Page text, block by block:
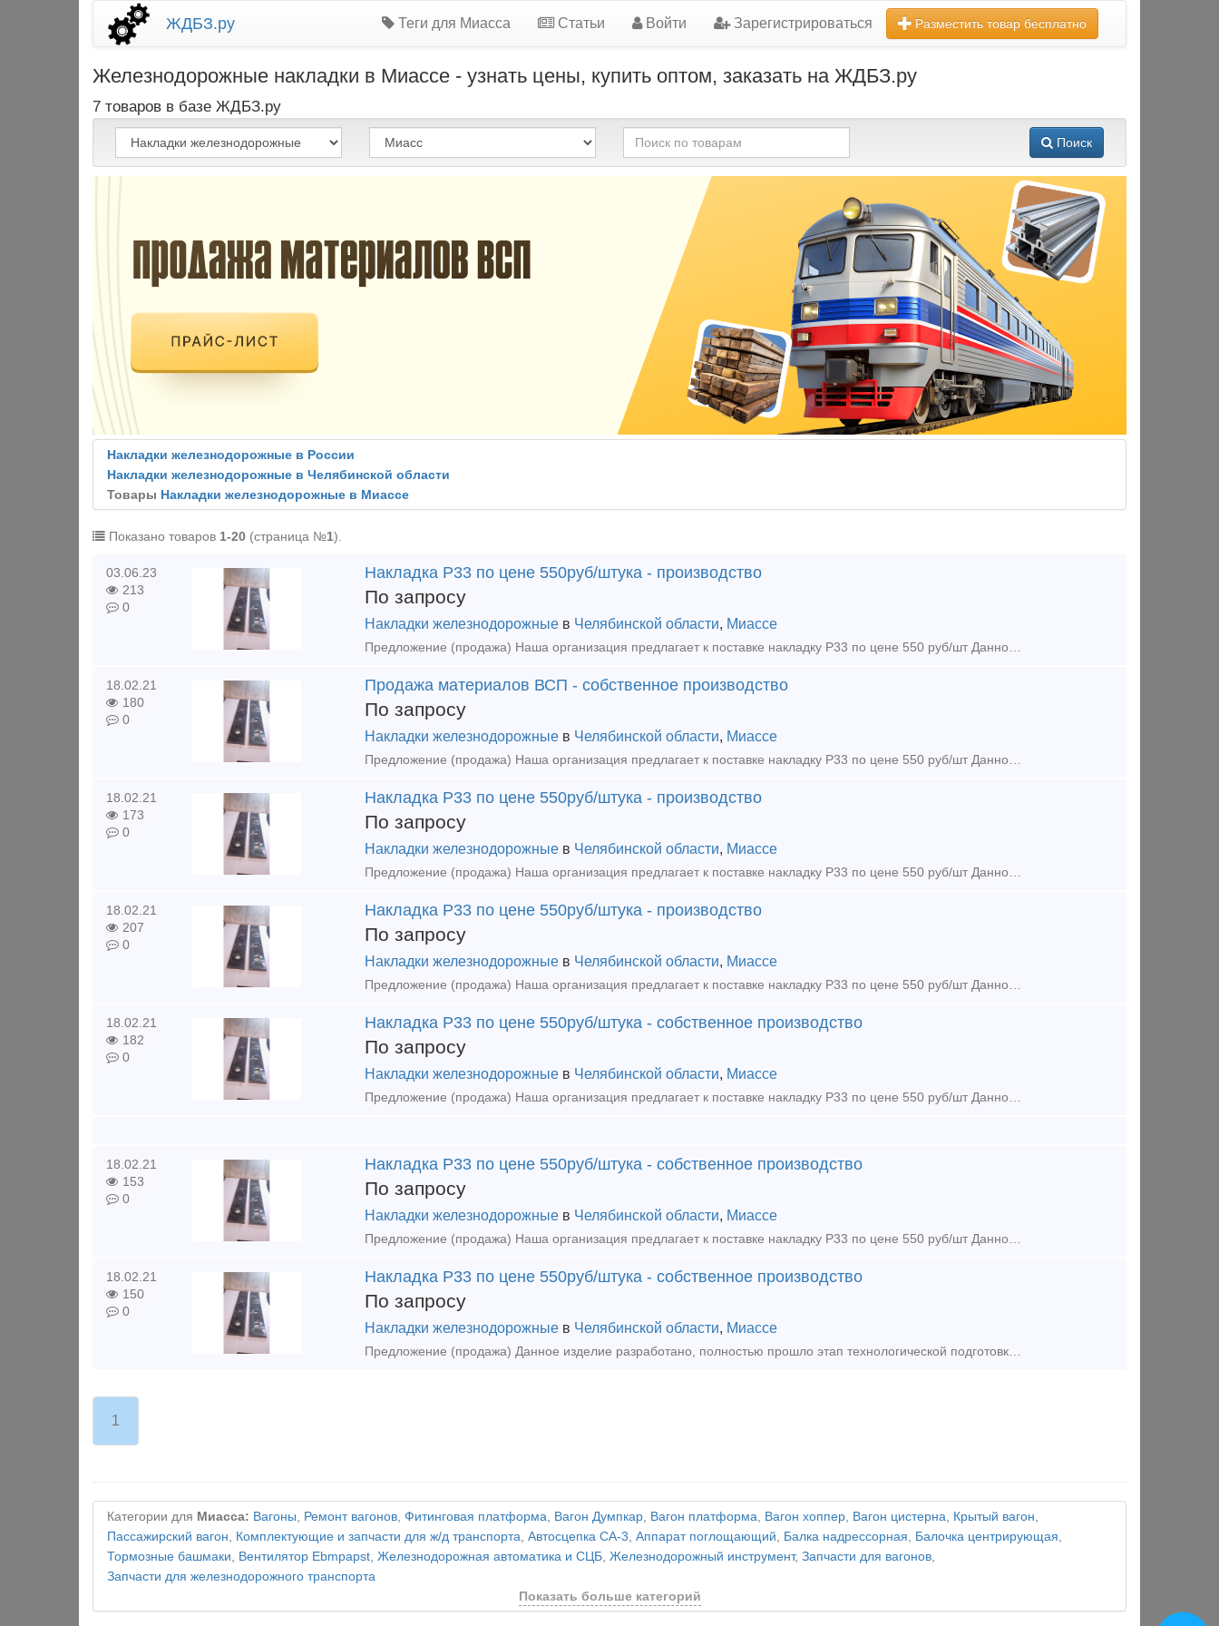
ЖДБЗ.ру Теги для Миасса Статьи Войти Зарегистрироваться Разместить товар бесплатно
Железнодорожные накладки в Миассе - узнать цены, купить оптом, заказать на ЖДБЗ.ру
7 товаров в базе ЖДБЗ.ру
Поиск
Накладки железнодорожные в России
Накладки железнодорожные в Челябинской области
Товары Накладки железнодорожные в Миассе
Показано товаров 1-20 (страница №1).
03.06.23
213
0
Накладка Р33 по цене 550руб/штука - производство
По запросу
Накладки железнодорожные в Челябинской области, Миассе
Предложение (продажа) Наша организация предлагает к поставке накладку Р33 по цене 550 руб/шт Данное изделие разработано, полностью прошло этап технологичес
18.02.21
180
0
Продажа материалов ВСП - собственное производство
По запросу
Накладки железнодорожные в Челябинской области, Миассе
Предложение (продажа) Наша организация предлагает к поставке накладку Р33 по цене 550 руб/шт Данное изделие разработано, полностью прошло этап технологичес
18.02.21
173
0
Накладка Р33 по цене 550руб/штука - производство
По запросу
Накладки железнодорожные в Челябинской области, Миассе
Предложение (продажа) Наша организация предлагает к поставке накладку Р33 по цене 550 руб/шт Данное изделие разработано, полностью прошло этап технологичес
18.02.21
207
0
Накладка Р33 по цене 550руб/штука - производство
По запросу
Накладки железнодорожные в Челябинской области, Миассе
Предложение (продажа) Наша организация предлагает к поставке накладку Р33 по цене 550 руб/шт Данное изделие разработано, полностью прошло этап технологичес
18.02.21
182
0
Накладка Р33 по цене 550руб/штука - собственное производство
По запросу
Накладки железнодорожные в Челябинской области, Миассе
Предложение (продажа) Наша организация предлагает к поставке накладку Р33 по цене 550 руб/шт Данное изделие разработано, полностью прошло этап технологичес
18.02.21
153
0
Накладка Р33 по цене 550руб/штука - собственное производство
По запросу
Накладки железнодорожные в Челябинской области, Миассе
Предложение (продажа) Наша организация предлагает к поставке накладку Р33 по цене 550 руб/шт Данное изделие разработано, полностью прошло этап технологичес
18.02.21
150
0
Накладка Р33 по цене 550руб/штука - собственное производство
По запросу
Накладки железнодорожные в Челябинской области, Миассе
Предложение (продажа) Данное изделие разработано, полностью прошло этап технологической подготовки производства и изготовлено по ТУ14-2-2423-2017 в ООО «НПП «Спецтехно
1
Категории для Миасса: Вагоны, Ремонт вагонов, Фитинговая платформа, Вагон Думпкар, Вагон платформа, Вагон хоппер, Вагон цистерна, Крытый вагон,
Пассажирский вагон, Комплектующие и запчасти для ж/д транспорта, Автосцепка СА-3, Аппарат поглощающий, Балка надрессорная, Балочка центрирующая,
Тормозные башмаки, Вентилятор Ebmpapst, Железнодорожная автоматика и СЦБ, Железнодорожный инструмент, Запчасти для вагонов,
Запчасти для железнодорожного транспорта
Показать больше категорий